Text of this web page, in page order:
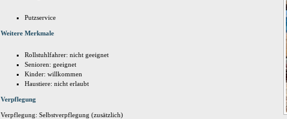
Putzservice
Weitere Merkmale
Rollstuhlfahrer: nicht geeignet
Senioren: geeignet
Kinder: willkommen
Haustiere: nicht erlaubt
Verpflegung
Verpflegung: Selbstverpflegung (zusätzlich)